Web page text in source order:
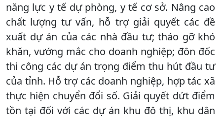
năng lực y tế dự phòng, y tế cơ sở. Nâng cao
chất lượng tư vấn, hỗ trợ giải quyết các đề
xuất dự án của các nhà đầu tư; tháo gỡ khó
khăn, vướng mắc cho doanh nghiệp; đôn đốc
thi công các dự án trọng điểm thu hút đầu tư
của tỉnh. Hỗ trợ các doanh nghiệp, hợp tác xã
thực hiện chuyển đổi số. Giải quyết dứt điểm
tồn tại đối với các dự án khu đô thị, khu dân